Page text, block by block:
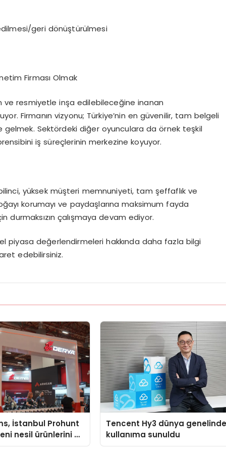
geri dönüştürülmesi
Firması Olmak
ve resmiyetle inşa edilebileceğine inanan
Firmanın vizyonu; Türkiye’nin en güvenilir, tam belgeli
gelmek. Sektördeki diğer oyunculara da örnek teşkil
iş süreçlerinin merkezine koyuyor.
yüksek müşteri memnuniyeti, tam şeffaflık ve
korumayı ve paydaşlarına maksimum fayda
durmaksızın çalışmaya devam ediyor.
piyasa değerlendirmeleri hakkında daha fazla bilgi
edebilirsiniz.
İstanbul Prohunt
nesil ürünlerini ve
vizyonunu
Tencent Hy3 dünya
kullanıma sunuldu